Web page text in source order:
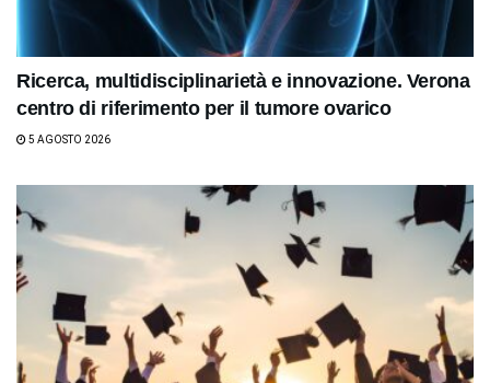
Ricerca, multidisciplinarietà e innovazione. Verona
centro di riferimento per il tumore ovarico
5 AGOSTO 2026